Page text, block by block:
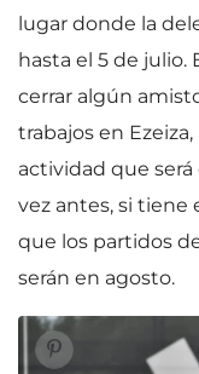
lugar donde la
hasta el 5 de julio.
cerrar algún
trabajos en
actividad que será
vez antes, si tiene
que los partidos
serán en agosto.